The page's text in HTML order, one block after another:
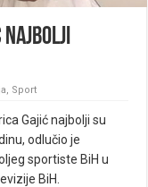
najbolji
, Sport
Gajić najbolji su
odlučio je
sportiste BiH u
BiH.